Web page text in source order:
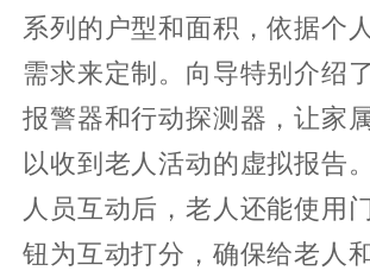
系列的户型和面积，依据个
需求来定制。向导特别介绍
报警器和行动探测器，让家
以收到老人活动的虚拟报告
人员互动后，老人还能使用
钮为互动打分，确保给老人